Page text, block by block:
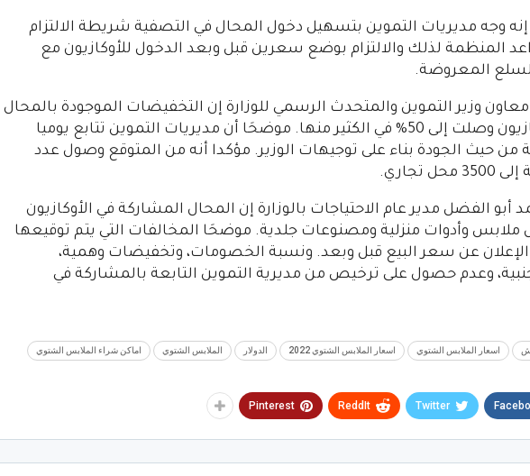
وجه مديريات التموين بتسهيل دخول المحال في التصفية شريطة الالتزام
المنظمة لذلك والالتزام بوضع سعرين قبل وبعد الدخول للأوكازيون مع
المعروضة.
وزير التموين والمتحدث الرسمي للوزارة إن التخفيضات الموجودة بالمحال
المشاركة بالأوكازيون وصلت إلى 50% في الكثير منها. موضحَا أن مديريات التموين تتابع يوميا
حيث الجودة بناء على توجيهات الوزير. مؤكدا أنه من المتوقع وصول عدد
تجاري.
الفضل مدير عام الاحتياجات بالوزارة إن المحال المشاركة في الأوكازيون
ملابس وأدوات منزلية ومصنوعات جلدية. موضحَا المخالفات التي يتم توقيعها
الإعلان عن سعر البيع قبل وبعد. ونسبة الخصومات، وتخفيضات وهمية،
وعدم حصول على ترخيص من مديرية التموين التابعة بالمشاركة في
اسعار الملابس الشتوي اسعار الملابس الشتوي 2022 الدولار الملابس الشتوي اماكن شراء الملابس الشتوي
Twitter
ReddIt
Pinterest